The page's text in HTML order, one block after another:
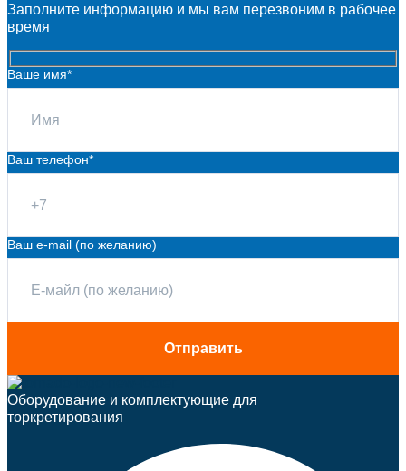
Заполните информацию и мы вам перезвоним в рабочее
время
Ваше имя*
Ваш телефон*
Ваш e-mail (по желанию)
Оборудование и комплектующие для
торкретирования